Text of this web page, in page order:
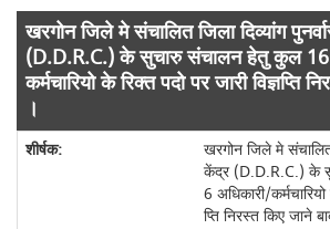
खरगोन जिले मे संचालित जिला दिव्यांग
(D.D.R.C.) के सुचारु संचालन हेतु कुल 16
कर्मचारियो के रिक्त पदो पर जारी विज्ञप्ति
।
खरगोन जिले मे संचालित
केंद्र (D.D.R.C.) के
6 अधिकारी/
प्ति निरस्त किए जाने